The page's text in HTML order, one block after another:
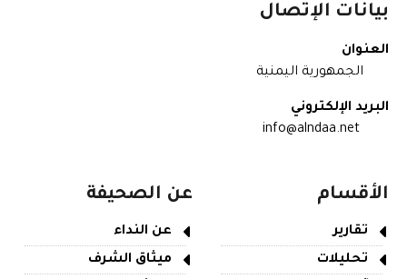
بيانات الإتصال
العنوان
الجمهورية اليمنية
البريد الإلكتروني
info@alndaa.net
الأقسام
تقارير
تحليلات
عن الصحيفة
عن النداء
ميثاق الشرف